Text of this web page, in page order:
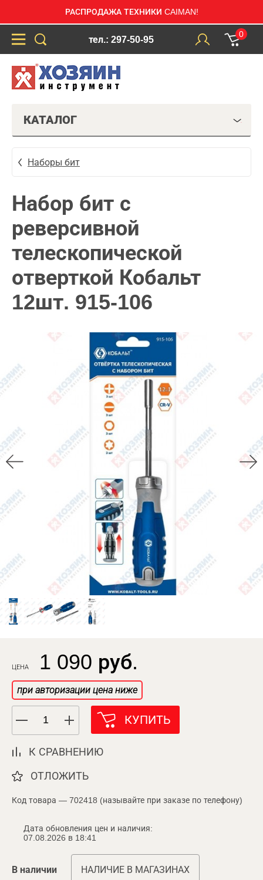
РАСПРОДАЖА ТЕХНИКИ CAIMAN!
тел.: 297-50-95
0
КАТАЛОГ
Наборы бит
Набор бит с
реверсивной
телескопической
отверткой Кобальт
12шт. 915-106
ЦЕНА 1 090 руб.
при авторизации цена ниже
КУПИТЬ
К СРАВНЕНИЮ
ОТЛОЖИТЬ
Код товара — 702418 (называйте при заказе по телефону)
Дата обновления цен и наличия:
07.08.2026 в 18:41
В наличии НАЛИЧИЕ В МАГАЗИНАХ